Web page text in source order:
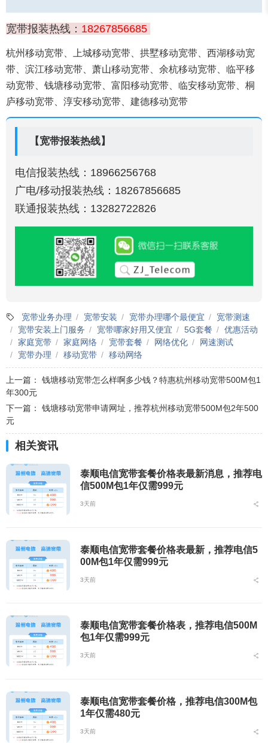
宽带报装热线： 18267856685
杭州移动宽带、上城移动宽带、拱墅移动宽带、西湖移动宽
带、滨江移动宽带、萧山移动宽带、余杭移动宽带、临平移
动宽带、钱塘移动宽带、富阳移动宽带、临安移动宽带、桐
庐移动宽带、淳安移动宽带、建德移动宽带
【宽带报装热线】
电信报装热线：18966256768
广电/移动报装热线：18267856685
联通报装热线：13282722826
宽带业务办理 宽带安装 宽带办理哪个最便宜
宽带测速
宽带安装上门服务
宽带哪家好用又便宜 5G套餐
优惠活动
家庭宽带
家庭网络 宽带套餐 网络优化
网速测试
宽带办理
移动宽带 移动网络
上一篇： 钱塘移动宽带怎么样啊多少钱？特惠杭州移动宽带500M包1
年300元
下一篇： 钱塘移动宽带申请网址，推荐杭州移动宽带500M包2年500
元
相关资讯
泰顺电信宽带套餐价格表最新消息，推荐电
信500M包1年仅需999元
3天前
泰顺电信宽带套餐价格表最新，推荐电信5
00M包1年仅需999元
3天前
泰顺电信宽带套餐价格表，推荐电信500M
包1年仅需999元
3天前
泰顺电信宽带套餐价格，推荐电信300M包
1年仅需480元
3天前